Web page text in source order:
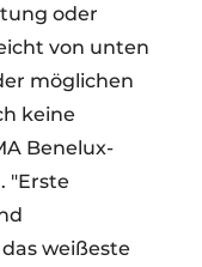
oder
von unten
möglichen
keine
Benelux-
"Erste
weißeste